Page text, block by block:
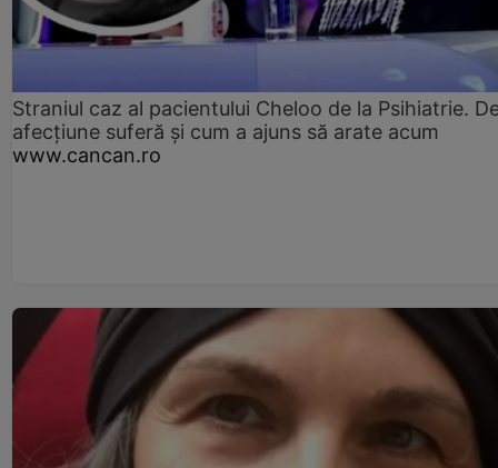
Straniul caz al pacientului Cheloo de la Psihiatrie.
afecțiune suferă și cum a ajuns să arate acum
www.cancan.ro